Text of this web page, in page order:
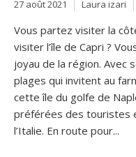
27 août 2021 Laura izari
Vous partez visiter la
visiter l’île de Capri ?
joyau de la région. Avec
plages qui invitent au
cette île du golfe de
préférées des touristes
l’Italie. En route pour...